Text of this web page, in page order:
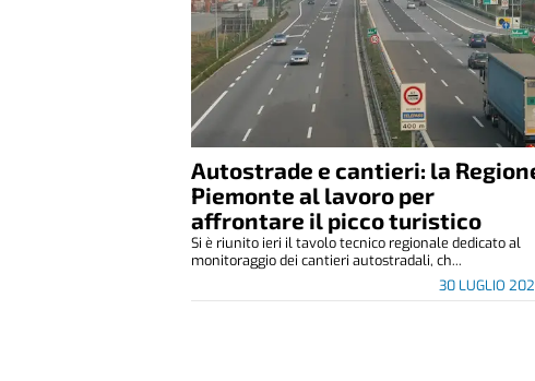
Autostrade e cantieri: la
Piemonte al lavoro per
affrontare il picco turistico
30 LUGLIO
Si è riunito ieri il tavolo tecnico regionale dedicato al
monitoraggio dei cantieri autostradali, ch...